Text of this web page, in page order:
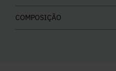
COMPOSIÇÃO
Calça Jeans